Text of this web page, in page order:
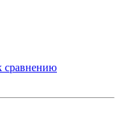
сравнению